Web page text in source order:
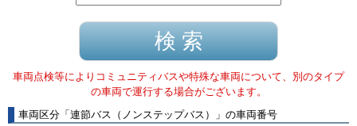
車両点検等によりコミュニティバスや特殊な車両について、別のタイプ
の車両で運行する場合がございます。
車両区分 「 連節バス（ノンステップバス） 」 の車両番号